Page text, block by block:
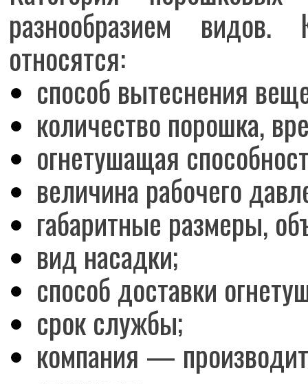
разнообразием видов.
относятся:
способ вытеснения
количество порошка,
огнетушащая
величина рабочего
габаритные размеры,
вид насадки;
способ доставки
срок службы;
компания —